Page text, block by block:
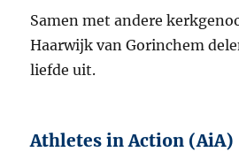
Samen met andere
Haarwijk van Gorinchem
liefde uit.
Athletes in Action (AiA)